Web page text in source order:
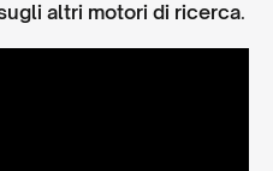
altri motori di ricerca.